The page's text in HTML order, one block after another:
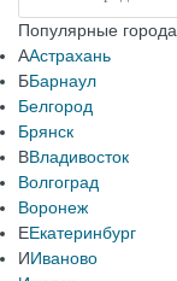
Популярные города
ААстрахань
ББарнаул
Белгород
Брянск
ВВладивосток
Волгоград
Воронеж
ЕЕкатеринбург
ИИваново